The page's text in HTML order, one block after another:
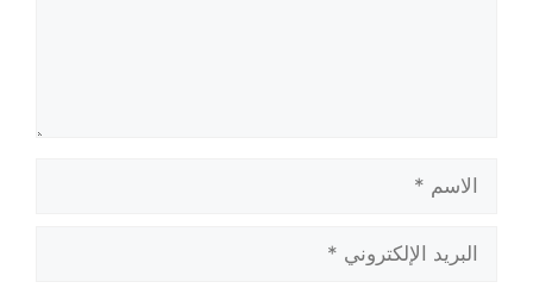
الاسم
البريد
الإلكتروني